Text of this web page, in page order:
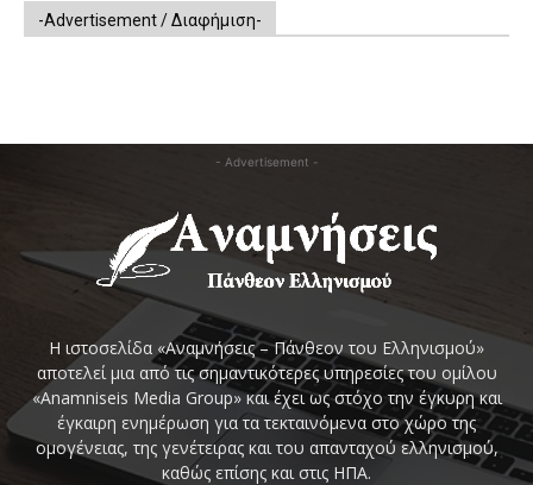
-Advertisement / Διαφήμιση-
- Advertisement -
Η ιστοσελίδα «Αναμνήσεις – Πάνθεον του Ελληνισμού»
αποτελεί μια από τις σημαντικότερες υπηρεσίες του ομίλου
«Anamniseis Media Group» και έχει ως στόχο την έγκυρη και
έγκαιρη ενημέρωση για τα τεκταινόμενα στο χώρο της
ομογένειας, της γενέτειρας και του απανταχού ελληνισμού,
καθώς επίσης και στις ΗΠΑ.